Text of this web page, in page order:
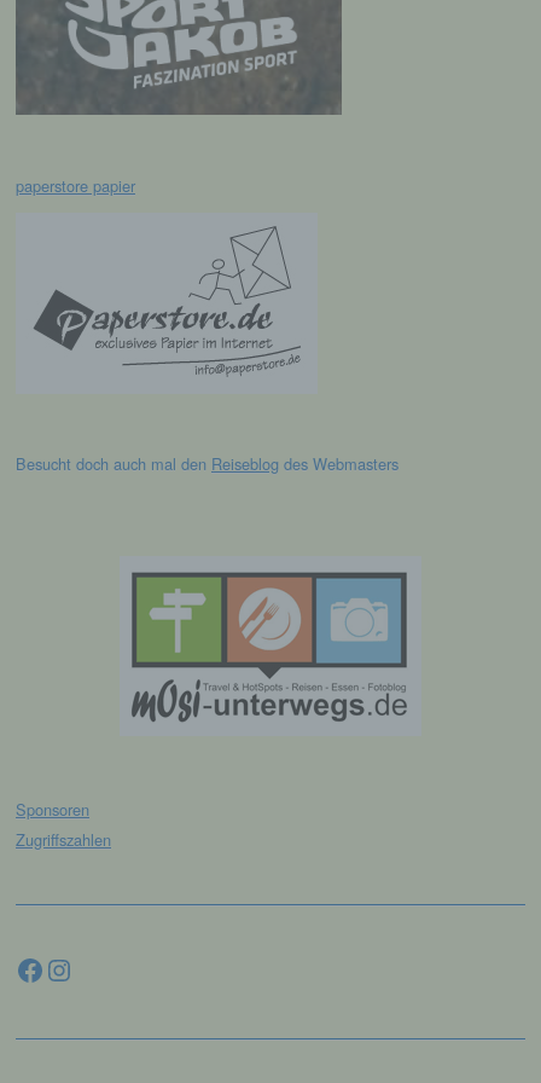
paperstore papier
Besucht doch auch mal den Reiseblog des Webmasters
Sponsoren
Zugriffszahlen
Facebook
c) Verarbeitung
Verarbeitung ist jeder mit oder ohne Hilfe
automatisierter Verfahren ausgeführte
Vorgang oder jede solche Vorgangsreihe im
Organisation, das Ordnen, die Speicherung,
die Anpassung oder Veränderung, das
Auslesen, das Abfragen, die Verwendung,
die Offenlegung durch Übermittlung,
Verbreitung oder eine andere Form der
Bereitstellung, den Abgleich oder die
Verknüpfung, die Einschränkung, das
Löschen oder die Vernichtung.
Einschränkung der Verarbeitung ist die
e) Profiling
Profiling ist jede Art der automatisierten
Verarbeitung personenbezogener Daten, die
darin besteht, dass diese
Lage, Gesundheit, persönlicher Vorlieben,
natürlichen Person zu analysieren oder